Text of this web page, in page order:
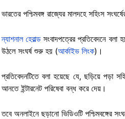
ভারতের পশ্চিমবঙ্গ রাজ্যের মালদহে সহিংস
ন্যাশনাল হেরাল্ড সংবাদপত্রের প্রতিবেদনে বলা
উঠলে সংঘর্ষ শুরু হয় (আর্কাইভ লিংক)।
প্রতিবেদনটিতে বলা হয়েছে যে, ছড়িয়ে পড়া
আনতে ইন্টারনেট পরিষেবা বন্ধ করে দেয়।
তবে অনলাইনে ছড়ানো ভিডিওটি পশ্চিমবঙ্গের